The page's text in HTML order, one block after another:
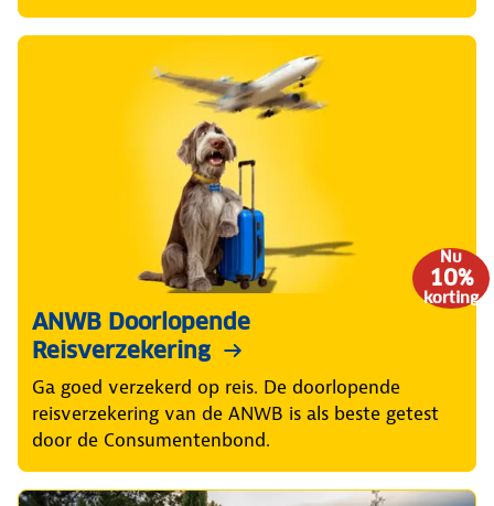
Nu
10%
korting
ANWB Doorlopende
Reisverzekering
Ga goed verzekerd op reis. De doorlopende
reisverzekering van de ANWB is als beste getest
door de Consumentenbond.